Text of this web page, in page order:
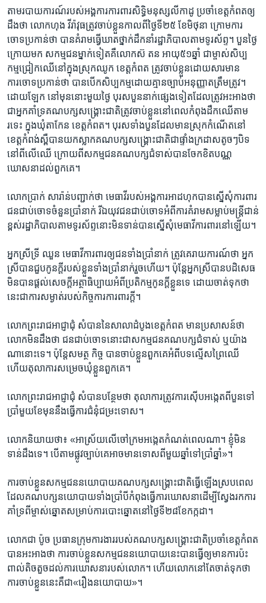
តាម​របាយ​ការណ៍​របស់​អង្គការ​ការពារ​សិទ្ធិ​មនុស្ស​លីកាដូ​ ប្រចាំ​ខេត្តកំពត​ឲ្យ​
ដឹង​ថា​ លោក​ហុង វីរ៉ាវុធ​ត្រូវ​ចាប់ខ្លួន​កាលពី​ថ្ងៃ​ទី​២៥ ​ខែ​មិថុនា​ ក្រោម​ការ​
ចោទ​ប្រកាន់​ថា​ បាន​គំរាម​ធ្វើឃាត​ថ្នាក់​ដឹកនាំ​រដ្ឋាភិបាល​តាម​ទូរ​ស័ព្ទ។​ បួន​ថ្ងៃ​
ក្រោយ​មក ​សកម្ម​ជន​ម្នាក់​ទៀត​គឺ​លោក​ស៊​ តន​ អាយុ​៥១​ឆ្នាំ​ ជា​ម្ចាស់​សិប្ប
កម្ម​ជ្រៀក​ឈើ​នៅ​ក្នុង​ស្រុក​ឈូក​ ខេត្ត​កំពត​ ​ត្រូវចាប់ខ្លួន​ដោយសារ​មាន
ការចោទ​ប្រកាន់​ថា​ បាន​បើក​សិប្ប​កម្ម​ដោយ​គ្មាន​ច្បាប់​អនុញ្ញាតត្រឹម​ត្រូវ។​
ដោយឡែក​ នៅ​មុន​នោះ​មួយ​ថ្ងៃ​ បុរស​បួន​នាក់​ផ្សេង​ទៀត​ដែល​ត្រូវ​អះអាង​ថា ​
ជា​អ្នក​គាំទ្រ​គណបក្ស​សង្គ្រោះ​ជាតិ​ត្រូវ​ចាប់​ខ្លួន​នៅ​ពេល​កំពុង​ដឹក​ឈើ​តាម​
រទេះ​ ក្នុង​ឃុំ​តាកែន​ ខេត្តកំពត។​ បុរស​ទាំង​បួន​ដែល​មាន​ស្រុក​កំណើត​នៅ​
ខេត្ត​កំពង់ស្ពឺ​បាន​យក​ស្លាក​គណបក្ស​សង្គ្រោះ​ជាតិ​ជា​ផ្ទាំង​ក្រដាស​តូចៗ​បិទ
នៅ​ពីលើ​ឈើ​ ក្រោយ​ពី​សកម្មជន​គណបក្ស​ជំទាស់​បាន​ចែក​ខិតបណ្ណ​
ឃោសនា​ដល់​ពួក​គេ។​
លោក​ប្រាក់​ សារ៉ាន់​បញ្ជាក់​ថា​ មេធាវី​របស់​អង្គការ​អាដហុក​បាន​ស្នើ​សុំ​ការពារ​
ជន​ជាប់​ចោទ​ចំនួន​ប្រាំ​នាក់​ រីឯ​យុវជន​ជាប់ចោទ​អំពី​ការ​គំរាម​សម្លាប់​មន្ត្រី​ជាន់
ខ្ពស់​រដ្ឋាភិបាល​តាម​ទូរ​ស័ព្ទ​នោះ​មិន​ទាន់​បាន​ស្នើ​សុំ​មេធាវី​ការពារ​នៅ​ឡើយ។​
អ្នកស្រី​ទ្រី ឈួន​ មេធាវី​ការពារ​ឲ្យ​ជន​ទាំង​ប្រាំ​នាក់ ​ត្រូវ​គេ​រាយ​ការណ៍​ថា ​អ្នក
ស្រី​បាន​ជួប​កូនក្តី​របស់​ខ្លួន​ទាំង​ប្រាំ​នាក់​រួច​ហើយ។​ ប៉ុន្តែ​អ្នកស្រី​បាន​បដិសេធ​
មិនបានផ្តល់​សេចក្តី​អត្ថាធិប្បាយអំពី​ប្រតិកម្ម​កូនក្តី​ខ្លួន​ទេ ​ដោយ​ចាត់​ទុក​ថា ​
នេះ​ជា​ការ​សម្ងាត់​របស់​កិច្ចការ​ការពារ​ក្តី។​
លោក​ព្រះរាជ​អាជ្ញា​ជុំ សំបាននៃ​សាលា​ដំបូង​ខេត្តកំពត​ មាន​ប្រសាសន៍​ថា​
លោក​មិន​ដឹង​ថា​ ជន​ជាប់ចោទ​នោះ​ជា​សកម្មជន​គណបក្ស​ជំទាស់ ​ឬ​យ៉ាង​
ណា​នោះ​ទេ។​ ប៉ុន្តែ​សមត្ថ កិច្ច​ បាន​ចាប់ខ្លួន​ពួក​គេ​អំពី​បទ​ល្មើស​ព្រៃឈើ​
ហើយ​តុលាការ​សម្រេច​ឃុំខ្លួន​ពួក​គេ។​
​លោក​ព្រះរាជ​អាជ្ញា​ជុំ សំបាន​បន្ថែម​ថា ​តុលាការ​ត្រូវការ​ស៊ើប​អង្កេត​ពី​បួន​ទៅ​
ប្រាំមួយ​ខែ​មុន​នឹង​ធ្វើការ​ជំនុំ​ជម្រះ​ទោស។
លោក​និយាយ​ថា៖​ «អាស្រ័យ​លើ​ចៅក្រម​អង្កេត​កំណត់ពេល​ណា។​ ខ្ញុំ​មិន​
ទាន់​ដឹង​ទេ។​ បើ​តាម​ផ្លូវច្បាប់​គេ​អាច​មាន​ទោស​ពី​មួយ​ឆ្នាំ​ទៅ​ប្រាំ​ឆ្នាំ»។​
​ការ​ចាប់ខ្លួន​សកម្មជន​នយោបាយ​គណបក្ស​សង្គ្រោះ​ជាតិ​ធ្វើ​ឡើង​ស្រប​ពេល​
ដែល​គណ​បក្សនយោបាយ​ទាំង​ប្រាំបី​កំពុង​ធ្វើការ​ឃោសនា​ដើម្បី​ស្វែង​រក​ការ​
គាំទ្រ​ពី​ម្ចាស់​ឆ្នោត​សម្រាប់​ការ​បោះ​ឆ្នោត​នៅ​ថ្ងៃ​ទី​២៨​ខែ​កក្កដា។
លោក​ជា​ ប៉ូច​ ប្រធាន​ក្រុមការងារ​របស់​គណបក្ស​សង្គ្រោះ​ជាតិ​ប្រចាំ​ខេត្ត​កំពត
បាន​អះអាង​ថា​ ការ​ចាប់​ខ្លួន​សកម្មជន​នយោបាយ​នេះ​បាន​ធ្វើ​ឲ្យ​មាន​ការ​ប៉ះ
ពាល់​តិចតួច​ដល់​ការ​ឃោសនា​របស់​លោក។​ ហើយ​លោក​នៅ​តែ​ចាត់​ទុក​ថា​
ការចាប់​ខ្លួននេះគឺជា​«​រឿង​នយោបាយ»។​